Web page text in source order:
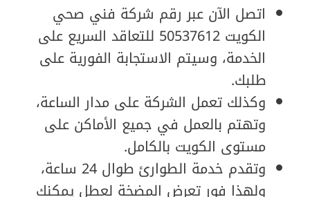
اتصل الآن عبر رقم شركة فني صحي
الكويت 50537612 للتعاقد السريع على
الخدمة، وسيتم الاستجابة الفورية على
طلبك.
وكذلك تعمل الشركة على مدار الساعة،
وتهتم بالعمل في جميع الأماكن على
مستوى الكويت بالكامل.
وتقدم خدمة الطوارئ طوال 24 ساعة،
ولهذا فور تعرض المضخة لعطل يمكنك